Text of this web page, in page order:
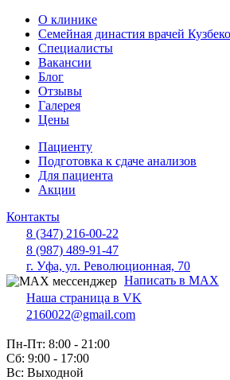
О клинике
Семейная династия врачей
Специалисты
Вакансии
Блог
Отзывы
Галерея
Цены
Пациенту
Подготовка к сдаче анализов
Для пациента
Акции
Контакты
8 (347) 216-00-22
8 (987) 489-91-47
г. Уфа, ул. Революционная, 70
Написать в MAX
Наша страница в VK
2160022@gmail.com
Пн-Пт: 8:00 - 21:00
Сб: 9:00 - 17:00
Вс: Выходной